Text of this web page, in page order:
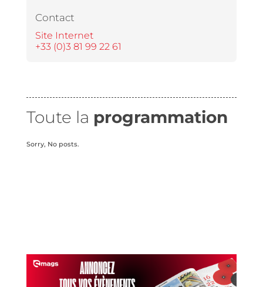
Contact
Site Internet
+33 (0)3 81 99 22 61
Toute la programmation
Sorry, No posts.